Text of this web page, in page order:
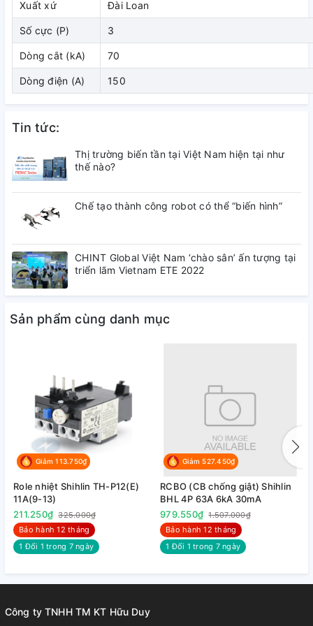
3. Kích thước
( đang cập nhật)
Xuất xứ Đài Loan
Số cực (P) 3
Dòng cắt (kA) 70
Dòng điện (A) 150
Tin tức:
Thị trường biến tần tại Việt Nam hiện tại như
thế nào?
Chế tạo thành công robot có thể “biến hình”
CHINT Global Việt Nam ‘chào sân’ ấn tượng tại
triển lãm Vietnam ETE 2022
Sản phẩm cùng danh mục
Giảm 113.750₫
Role nhiệt Shihlin TH-P12(E)
11A(9-13)
211.250₫ 325.000₫
Bảo hành 12 tháng
1 Đổi 1 trong 7 ngày
Giảm 527.450₫
RCBO (CB chống giật) Shihlin
BHL 4P 63A 6kA 30mA
979.550₫ 1.507.000₫
Bảo hành 12 tháng
1 Đổi 1 trong 7 ngày
Công ty TNHH TM KT Hữu Duy